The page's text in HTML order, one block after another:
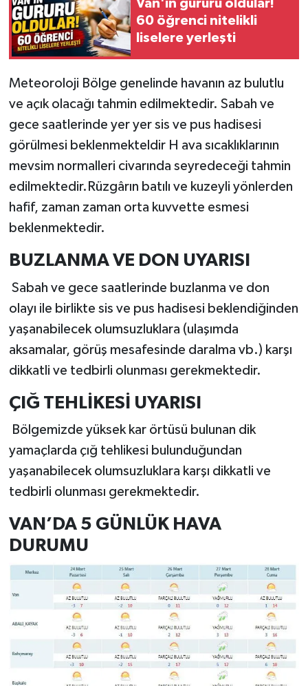
Van'ın gururu oldular!
60 öğrenci nitelikli
liselere yerleşti
Meteoroloji Bölge genelinde havanın az bulutlu
ve açık olacağı tahmin edilmektedir. Sabah ve
gece saatlerinde yer yer sis ve pus hadisesi
görülmesi beklenmekteldir H ava sıcaklıklarının
mevsim normalleri civarında seyredeceği tahmin
edilmektedir.Rüzgârın batılı ve kuzeyli yönlerden
hafif, zaman zaman orta kuvvette esmesi
beklenmektedir.
BUZLANMA VE DON UYARISI
Sabah ve gece saatlerinde buzlanma ve don
olayı ile birlikte sis ve pus hadisesi beklendiğinden
yaşanabilecek olumsuzluklara (ulaşımda
aksamalar, görüş mesafesinde daralma vb.) karşı
dikkatli ve tedbirli olunması gerekmektedir.
ÇIĞ TEHLİKESİ UYARISI
Bölgemizde yüksek kar örtüsü bulunan dik
yamaçlarda çığ tehlikesi bulunduğundan
yaşanabilecek olumsuzluklara karşı dikkatli ve
tedbirli olunması gerekmektedir.
VAN’DA 5 GÜNLÜK HAVA
DURUMU